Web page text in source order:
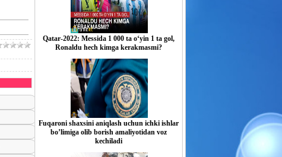
Qatar-2022: Messida 1 000 ta o‘yin 1 ta gol,
Ronaldu hech kimga kerakmasmi?
Fuqaroni shaxsini aniqlash uchun ichki ishlar
boʼlimiga olib borish amaliyotidan voz
kechiladi